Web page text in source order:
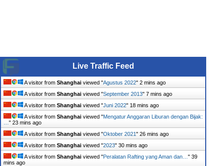
Live Traffic Feed
A visitor from Shanghai viewed "Agustus 2022" 2 mins ago
A visitor from Shanghai viewed "September 2013" 7 mins ago
A visitor from Shanghai viewed "Juni 2022" 18 mins ago
A visitor from Shanghai viewed "Mengatur Anggaran Liburan dengan Bijak:
" 23 mins ago
A visitor from Shanghai viewed "Oktober 2021 " 26 mins ago
A visitor from Shanghai viewed "2023" 30 mins ago
A visitor from Shanghai viewed "Peralatan Rafting yang Aman dan… " 39
mins ago